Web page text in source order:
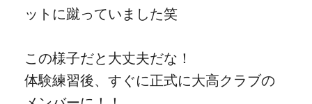
ットに蹴っていました笑
この様子だと大丈夫だな！
体験練習後、すぐに正式に大高クラブの